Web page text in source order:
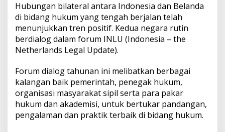
Hubungan bilateral antara Indonesia dan Belanda
di bidang hukum yang tengah berjalan telah
menunjukkan tren positif. Kedua negara rutin
berdialog dalam forum INLU (Indonesia – the
Netherlands Legal Update).
Forum dialog tahunan ini melibatkan berbagai
kalangan baik pemerintah, penegak hukum,
organisasi masyarakat sipil serta para pakar
hukum dan akademisi, untuk bertukar pandangan,
pengalaman dan praktik terbaik di bidang hukum.